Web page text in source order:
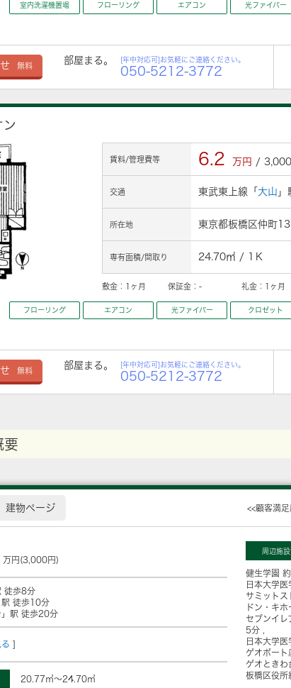
室内洗濯機置場 フローリング エアコン 光ファイバー
無料
部屋まる。 [年中対応可]お気軽にご連絡ください。
050-5212-3772
ン
賃料/管理費等 6.2 万円 / 3,000
交通 東武東上線「 大山
所在地 東京都板橋区仲町
専有面積/間取り 24.70㎡ / 1Ｋ
敷金： 1ヶ月 保証金： - 礼金： 1ヶ月
フローリング エアコン 光ファイバー クロゼット
無料
部屋まる。 [年中対応可]お気軽にご連絡ください。
050-5212-3772
要
建物ページ <<顧客満
万円(3,000円)
徒歩8分
駅 徒歩10分
」駅 徒歩20分
]
20.77㎡～24.70㎡
周辺施設
健生学園
日本大学医
サミットス
ドン・キ
セブンイレ
5分
日本大学
ゲオボート
ゲオときわ
板橋区役所